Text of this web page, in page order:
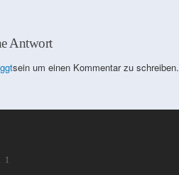
Antwort
sein um einen Kommentar zu schreiben.
1